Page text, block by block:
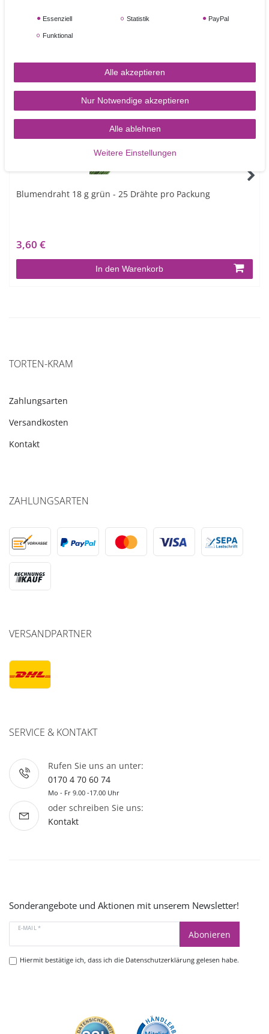
Ähnliche Artikel
Blumendraht 18 g grün - 25 Drähte pro Packung
3,60 €
In den Warenkorb
TORTEN-KRAM
Zahlungsarten
Versandkosten
Kontakt
ZAHLUNGSARTEN
VERSANDPARTNER
SERVICE & KONTAKT
Rufen Sie uns an unter:
0170 4 70 60 74
Mo - Fr 9.00 -17.00 Uhr
oder schreiben Sie uns:
Kontakt
Sonderangebote und Aktionen mit unserem Newsletter!
E-MAIL *
Abonieren
Hiermit bestätige ich, dass ich die Datenschutzerklärunggelesen habe.
Essenziell Statistik PayPal
Funktional
Alle akzeptieren
Nur Notwendige akzeptieren
Alle ablehnen
Weitere Einstellungen